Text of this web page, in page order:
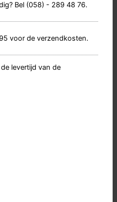
Bel (058) - 289 48 76.
voor de verzendkosten.
levertijd van de